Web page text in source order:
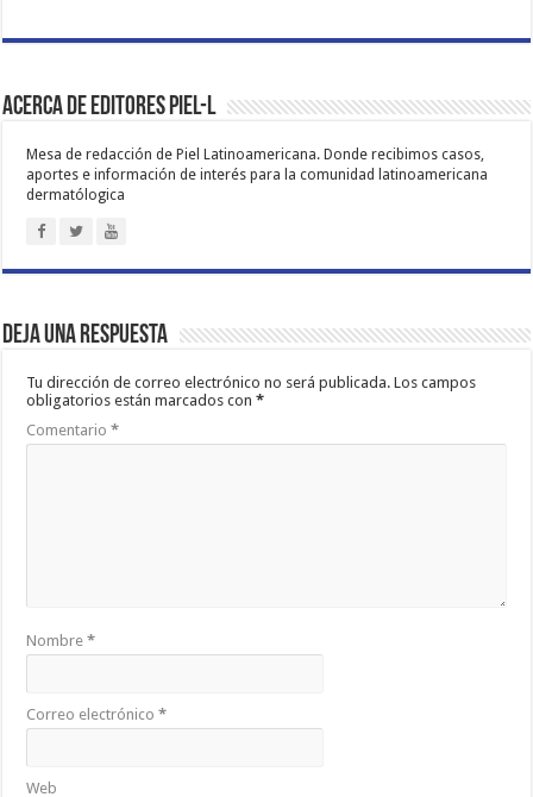
Acerca de Editores PIEL-L
Mesa de redacción de Piel Latinoamericana. Donde recibimos casos,
aportes e información de interés para la comunidad latinoamericana
dermatólogica
Deja una respuesta
Tu dirección de correo electrónico no será publicada. Los campos
obligatorios están marcados con*
Comentario*
Nombre*
Correo electrónico*
Web